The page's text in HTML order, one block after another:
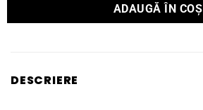
ADAUGĂ ÎN COȘ
DESCRIERE